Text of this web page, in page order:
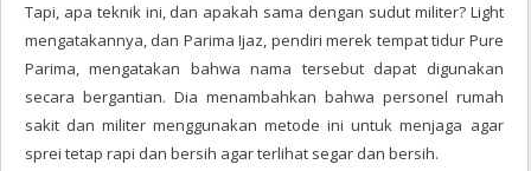
Tapi, apa teknik ini, dan apakah sama dengan sudut militer? Light
mengatakannya, dan Parima Ijaz, pendiri merek tempat tidur Pure
Parima, mengatakan bahwa nama tersebut dapat digunakan
secara bergantian. Dia menambahkan bahwa personel rumah
sakit dan militer menggunakan metode ini untuk menjaga agar
sprei tetap rapi dan bersih agar terlihat segar dan bersih.